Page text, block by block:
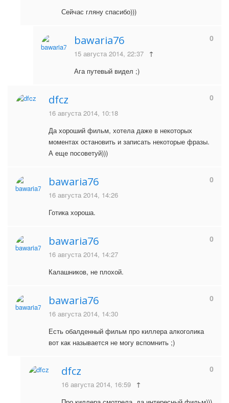
Сейчас гляну спасибо)))
bawaria76
15 августа 2014, 22:37 ↑
0
Ага путевый видел ;)
dfcz
16 августа 2014, 10:18
0
Да хороший фильм, хотела даже в некоторых
моментах остановить и записать некоторые фразы.
А еще посоветуй)))
bawaria76
16 августа 2014, 14:26
0
Готика хороша.
bawaria76
16 августа 2014, 14:27
0
Калашников, не плохой.
bawaria76
16 августа 2014, 14:30
0
Есть обалденный фильм про киллера алкоголика
вот как называется не могу вспомнить ;)
dfcz
16 августа 2014, 16:59 ↑
0